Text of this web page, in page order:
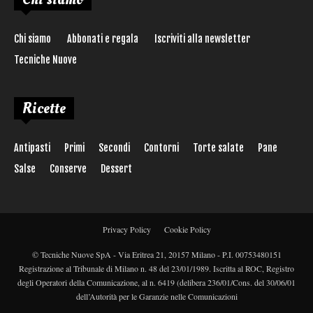
Chi siamo Abbonati e regala
Iscriviti alla newsletter
Tecniche Nuove
Ricette
Antipasti Primi Secondi Contorni Torte salate
Pane
Salse
Conserve Dessert
Privacy Policy Cookie Policy
© Tecniche Nuove SpA - Via Eritrea 21, 20157 Milano - P.I. 00753480151
Registrazione al Tribunale di Milano n. 48 del 23/01/1989. Iscritta al ROC, Registro
degli Operatori della Comunicazione, al n. 6419 (delibera 236/01/Cons. del 30/06/01
dell’Autorità per le Garanzie nelle Comunicazioni